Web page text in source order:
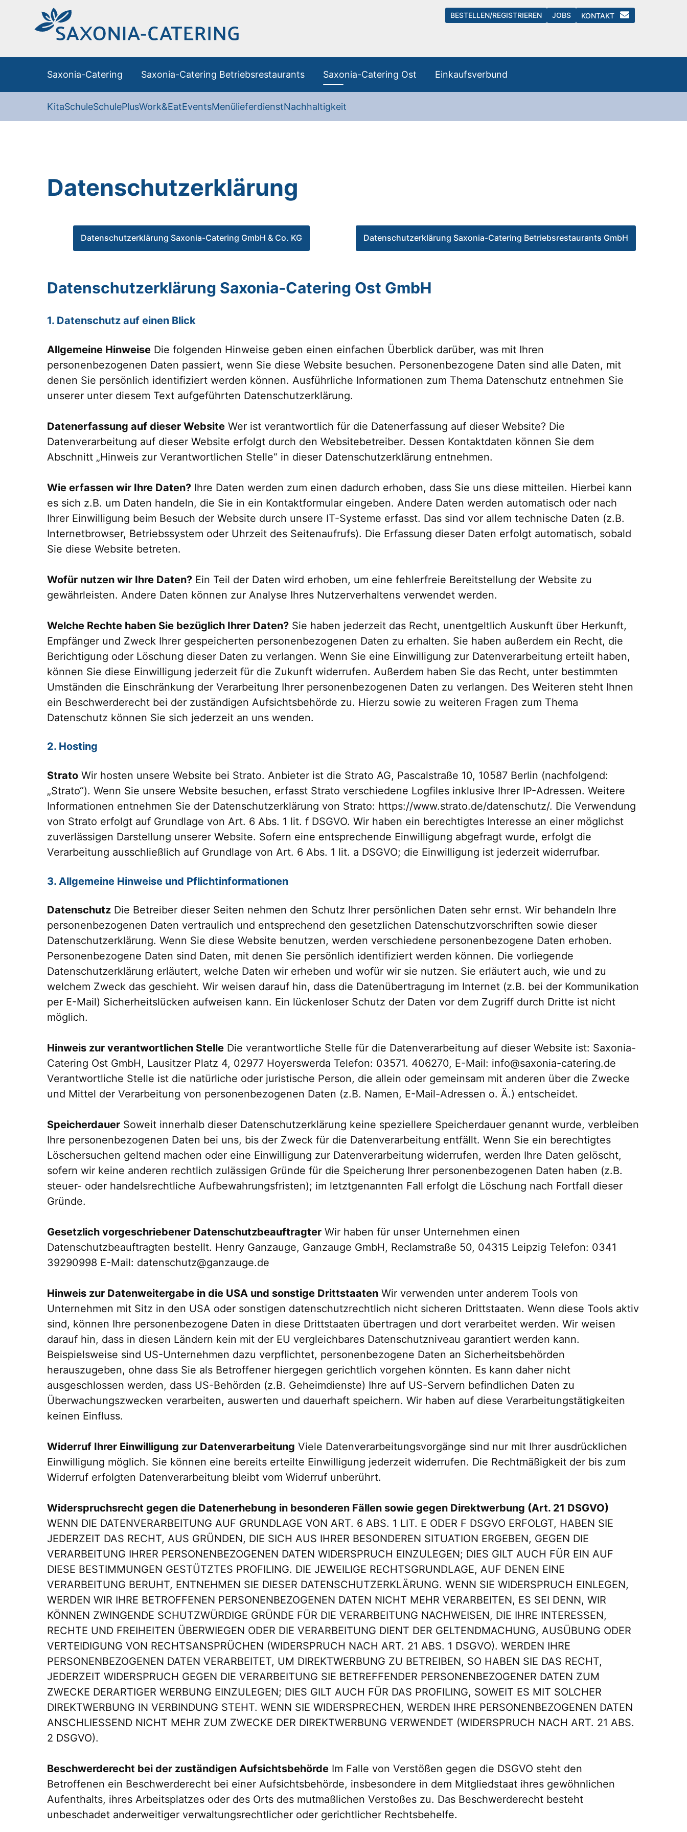
BESTELLEN/REGISTRIEREN JOBS KONTAKT
Saxonia-Catering Saxonia-Catering Betriebsrestaurants Saxonia-Catering Ost Einkaufsverbund
KitaSchuleSchulePlusWork&EatEventsMenülieferdienstNachhaltigkeit
Datenschutzerklärung
Datenschutzerklärung Saxonia-Catering GmbH & Co. KG Datenschutzerklärung Saxonia-Catering Betriebsrestaurants GmbH
Datenschutzerklärung Saxonia-Catering Ost GmbH
1. Datenschutz auf einen Blick
Allgemeine Hinweise Die folgenden Hinweise geben einen einfachen Überblick darüber, was mit Ihren
personenbezogenen Daten passiert, wenn Sie diese Website besuchen. Personenbezogene Daten sind alle Daten, mit
denen Sie persönlich identifiziert werden können. Ausführliche Informationen zum Thema Datenschutz entnehmen Sie
unserer unter diesem Text aufgeführten Datenschutzerklärung.
Datenerfassung auf dieser Website Wer ist verantwortlich für die Datenerfassung auf dieser Website? Die
Datenverarbeitung auf dieser Website erfolgt durch den Websitebetreiber. Dessen Kontaktdaten können Sie dem
Abschnitt „Hinweis zur Verantwortlichen Stelle“ in dieser Datenschutzerklärung entnehmen.
Wie erfassen wir Ihre Daten? Ihre Daten werden zum einen dadurch erhoben, dass Sie uns diese mitteilen. Hierbei kann
es sich z.B. um Daten handeln, die Sie in ein Kontaktformular eingeben. Andere Daten werden automatisch oder nach
Ihrer Einwilligung beim Besuch der Website durch unsere IT-Systeme erfasst. Das sind vor allem technische Daten (z.B.
Internetbrowser, Betriebssystem oder Uhrzeit des Seitenaufrufs). Die Erfassung dieser Daten erfolgt automatisch, sobald
Sie diese Website betreten.
Wofür nutzen wir Ihre Daten? Ein Teil der Daten wird erhoben, um eine fehlerfreie Bereitstellung der Website zu
gewährleisten. Andere Daten können zur Analyse Ihres Nutzerverhaltens verwendet werden.
Welche Rechte haben Sie bezüglich Ihrer Daten? Sie haben jederzeit das Recht, unentgeltlich Auskunft über Herkunft,
Empfänger und Zweck Ihrer gespeicherten personenbezogenen Daten zu erhalten. Sie haben außerdem ein Recht, die
Berichtigung oder Löschung dieser Daten zu verlangen. Wenn Sie eine Einwilligung zur Datenverarbeitung erteilt haben,
können Sie diese Einwilligung jederzeit für die Zukunft widerrufen. Außerdem haben Sie das Recht, unter bestimmten
Umständen die Einschränkung der Verarbeitung Ihrer personenbezogenen Daten zu verlangen. Des Weiteren steht Ihnen
ein Beschwerderecht bei der zuständigen Aufsichtsbehörde zu. Hierzu sowie zu weiteren Fragen zum Thema
Datenschutz können Sie sich jederzeit an uns wenden.
2. Hosting
Strato Wir hosten unsere Website bei Strato. Anbieter ist die Strato AG, Pascalstraße 10, 10587 Berlin (nachfolgend:
„Strato“). Wenn Sie unsere Website besuchen, erfasst Strato verschiedene Logfiles inklusive Ihrer IP-Adressen. Weitere
Informationen entnehmen Sie der Datenschutzerklärung von Strato: https://www.strato.de/datenschutz/. Die Verwendung
von Strato erfolgt auf Grundlage von Art. 6 Abs. 1 lit. f DSGVO. Wir haben ein berechtigtes Interesse an einer möglichst
zuverlässigen Darstellung unserer Website. Sofern eine entsprechende Einwilligung abgefragt wurde, erfolgt die
Verarbeitung ausschließlich auf Grundlage von Art. 6 Abs. 1 lit. a DSGVO; die Einwilligung ist jederzeit widerrufbar.
3. Allgemeine Hinweise und Pflichtinformationen
Datenschutz Die Betreiber dieser Seiten nehmen den Schutz Ihrer persönlichen Daten sehr ernst. Wir behandeln Ihre
personenbezogenen Daten vertraulich und entsprechend den gesetzlichen Datenschutzvorschriften sowie dieser
Datenschutzerklärung. Wenn Sie diese Website benutzen, werden verschiedene personenbezogene Daten erhoben.
Personenbezogene Daten sind Daten, mit denen Sie persönlich identifiziert werden können. Die vorliegende
Datenschutzerklärung erläutert, welche Daten wir erheben und wofür wir sie nutzen. Sie erläutert auch, wie und zu
welchem Zweck das geschieht. Wir weisen darauf hin, dass die Datenübertragung im Internet (z.B. bei der Kommunikation
per E-Mail) Sicherheitslücken aufweisen kann. Ein lückenloser Schutz der Daten vor dem Zugriff durch Dritte ist nicht
möglich.
Hinweis zur verantwortlichen Stelle Die verantwortliche Stelle für die Datenverarbeitung auf dieser Website ist: Saxonia-
Catering Ost GmbH, Lausitzer Platz 4, 02977 Hoyerswerda Telefon: 03571. 406270, E-Mail: info@saxonia-catering.de
Verantwortliche Stelle ist die natürliche oder juristische Person, die allein oder gemeinsam mit anderen über die Zwecke
und Mittel der Verarbeitung von personenbezogenen Daten (z.B. Namen, E-Mail-Adressen o. Ä.) entscheidet.
Speicherdauer Soweit innerhalb dieser Datenschutzerklärung keine speziellere Speicherdauer genannt wurde, verbleiben
Ihre personenbezogenen Daten bei uns, bis der Zweck für die Datenverarbeitung entfällt. Wenn Sie ein berechtigtes
Löschersuchen geltend machen oder eine Einwilligung zur Datenverarbeitung widerrufen, werden Ihre Daten gelöscht,
sofern wir keine anderen rechtlich zulässigen Gründe für die Speicherung Ihrer personenbezogenen Daten haben (z.B.
steuer- oder handelsrechtliche Aufbewahrungsfristen); im letztgenannten Fall erfolgt die Löschung nach Fortfall dieser
Gründe.
Gesetzlich vorgeschriebener Datenschutzbeauftragter Wir haben für unser Unternehmen einen
Datenschutzbeauftragten bestellt. Henry Ganzauge, Ganzauge GmbH, Reclamstraße 50, 04315 Leipzig Telefon: 0341
39290998 E-Mail: datenschutz@ganzauge.de
Hinweis zur Datenweitergabe in die USA und sonstige Drittstaaten Wir verwenden unter anderem Tools von
Unternehmen mit Sitz in den USA oder sonstigen datenschutzrechtlich nicht sicheren Drittstaaten. Wenn diese Tools aktiv
sind, können Ihre personenbezogene Daten in diese Drittstaaten übertragen und dort verarbeitet werden. Wir weisen
darauf hin, dass in diesen Ländern kein mit der EU vergleichbares Datenschutzniveau garantiert werden kann.
Beispielsweise sind US-Unternehmen dazu verpflichtet, personenbezogene Daten an Sicherheitsbehörden
herauszugeben, ohne dass Sie als Betroffener hiergegen gerichtlich vorgehen könnten. Es kann daher nicht
ausgeschlossen werden, dass US-Behörden (z.B. Geheimdienste) Ihre auf US-Servern befindlichen Daten zu
Überwachungszwecken verarbeiten, auswerten und dauerhaft speichern. Wir haben auf diese Verarbeitungstätigkeiten
keinen Einfluss.
Widerruf Ihrer Einwilligung zur Datenverarbeitung Viele Datenverarbeitungsvorgänge sind nur mit Ihrer ausdrücklichen
Einwilligung möglich. Sie können eine bereits erteilte Einwilligung jederzeit widerrufen. Die Rechtmäßigkeit der bis zum
Widerruf erfolgten Datenverarbeitung bleibt vom Widerruf unberührt.
Widerspruchsrecht gegen die Datenerhebung in besonderen Fällen sowie gegen Direktwerbung (Art. 21 DSGVO)
WENN DIE DATENVERARBEITUNG AUF GRUNDLAGE VON ART. 6 ABS. 1 LIT. E ODER F DSGVO ERFOLGT, HABEN SIE
JEDERZEIT DAS RECHT, AUS GRÜNDEN, DIE SICH AUS IHRER BESONDEREN SITUATION ERGEBEN, GEGEN DIE
VERARBEITUNG IHRER PERSONENBEZOGENEN DATEN WIDERSPRUCH EINZULEGEN; DIES GILT AUCH FÜR EIN AUF
DIESE BESTIMMUNGEN GESTÜTZTES PROFILING. DIE JEWEILIGE RECHTSGRUNDLAGE, AUF DENEN EINE
VERARBEITUNG BERUHT, ENTNEHMEN SIE DIESER DATENSCHUTZERKLÄRUNG. WENN SIE WIDERSPRUCH EINLEGEN,
WERDEN WIR IHRE BETROFFENEN PERSONENBEZOGENEN DATEN NICHT MEHR VERARBEITEN, ES SEI DENN, WIR
KÖNNEN ZWINGENDE SCHUTZWÜRDIGE GRÜNDE FÜR DIE VERARBEITUNG NACHWEISEN, DIE IHRE INTERESSEN,
RECHTE UND FREIHEITEN ÜBERWIEGEN ODER DIE VERARBEITUNG DIENT DER GELTENDMACHUNG, AUSÜBUNG ODER
VERTEIDIGUNG VON RECHTSANSPRÜCHEN (WIDERSPRUCH NACH ART. 21 ABS. 1 DSGVO). WERDEN IHRE
PERSONENBEZOGENEN DATEN VERARBEITET, UM DIREKTWERBUNG ZU BETREIBEN, SO HABEN SIE DAS RECHT,
JEDERZEIT WIDERSPRUCH GEGEN DIE VERARBEITUNG SIE BETREFFENDER PERSONENBEZOGENER DATEN ZUM
ZWECKE DERARTIGER WERBUNG EINZULEGEN; DIES GILT AUCH FÜR DAS PROFILING, SOWEIT ES MIT SOLCHER
DIREKTWERBUNG IN VERBINDUNG STEHT. WENN SIE WIDERSPRECHEN, WERDEN IHRE PERSONENBEZOGENEN DATEN
ANSCHLIESSEND NICHT MEHR ZUM ZWECKE DER DIREKTWERBUNG VERWENDET (WIDERSPRUCH NACH ART. 21 ABS.
2 DSGVO).
Beschwerderecht bei der zuständigen Aufsichtsbehörde Im Falle von Verstößen gegen die DSGVO steht den
Betroffenen ein Beschwerderecht bei einer Aufsichtsbehörde, insbesondere in dem Mitgliedstaat ihres gewöhnlichen
Aufenthalts, ihres Arbeitsplatzes oder des Orts des mutmaßlichen Verstoßes zu. Das Beschwerderecht besteht
unbeschadet anderweitiger verwaltungsrechtlicher oder gerichtlicher Rechtsbehelfe.